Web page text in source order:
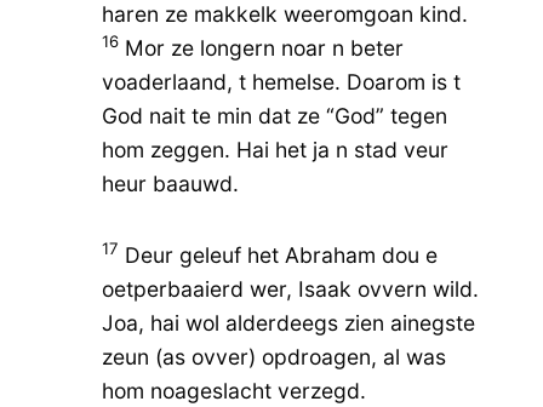
haren ze makkelk weeromgoan kind.
16Mor ze longern noar n beter
voaderlaand, t hemelse. Doarom is t
God nait te min dat ze “God” tegen
hom zeggen. Hai het ja n stad veur
heur baauwd.
17 Deur geleuf het Abraham dou e
oetperbaaierd wer, Isaak ovvern wild.
Joa, hai wol alderdeegs zien ainegste
zeun (as ovver) opdroagen, al was
hom noageslacht verzegd.